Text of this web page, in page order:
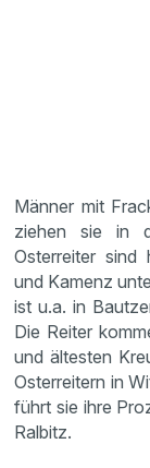
Männer mit
ziehen sie in
Osterreiter sind
und Kamenz
ist u.a. in
Die Reiter
und ältesten
Osterreitern in
führt sie ihre
Ralbitz.